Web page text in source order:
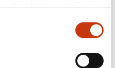
Ihrer Nutzung der Dienste